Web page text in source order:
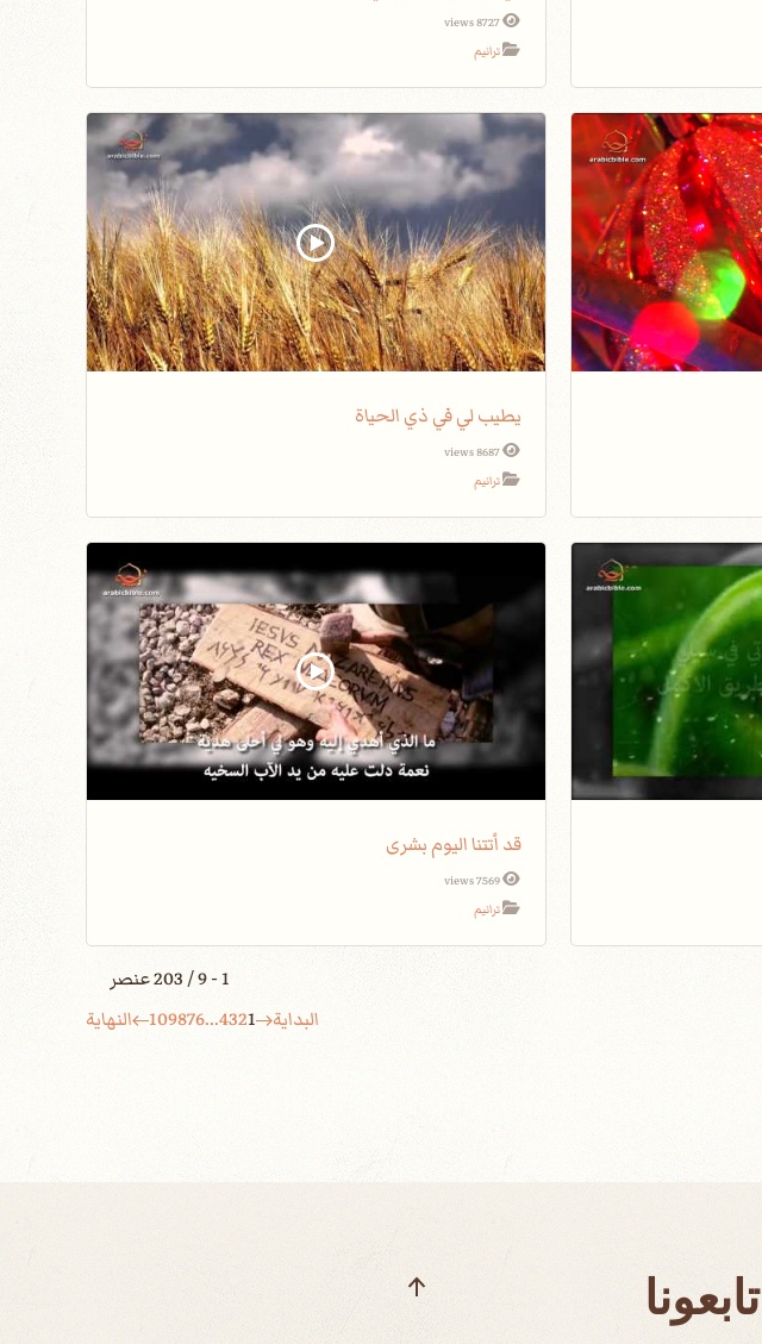
8727 views
ترانيم
يطيب لي في ذي الحياة
8687 views
ترانيم
قد أتتنا اليوم بشرى
7569 views
ترانيم
1 - 9 / 203 عنصر
البداية
1
2
3
4
...
6
7
8
9
10 النهاية
تابعونا